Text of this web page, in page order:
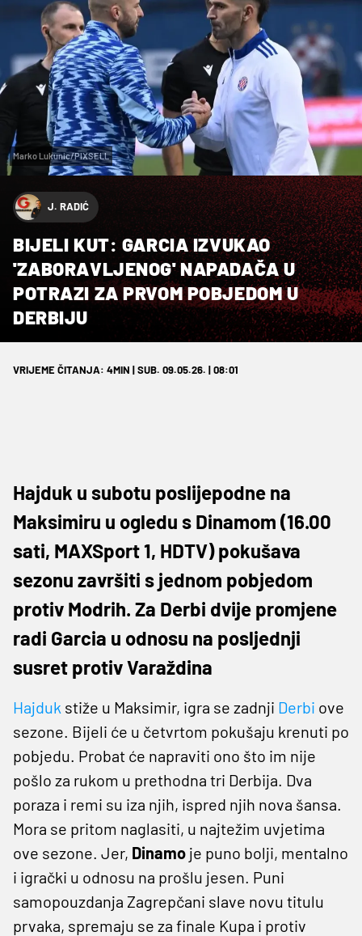
Marko Lukunic/PIXSELL
J. RADIĆ
BIJELI KUT: GARCIA IZVUKAO
'ZABORAVLJENOG' NAPADAČA U
POTRAZI ZA PRVOM POBJEDOM U
DERBIJU
VRIJEME ČITANJA: 4MIN | SUB. 09.05.26. | 08:01
Hajduk u subotu poslijepodne na
Maksimiru u ogledu s Dinamom (16.00
sati, MAXSport 1, HDTV) pokušava
sezonu završiti s jednom pobjedom
protiv Modrih. Za Derbi dvije promjene
radi Garcia u odnosu na posljednji
susret protiv Varaždina
Hajduk stiže u Maksimir, igra se zadnji Derbi ove
sezone. Bijeli će u četvrtom pokušaju krenuti po
pobjedu. Probat će napraviti ono što im nije
pošlo za rukom u prethodna tri Derbija. Dva
poraza i remi su iza njih, ispred njih nova šansa.
Mora se pritom naglasiti, u najtežim uvjetima
ove sezone. Jer, Dinamo je puno bolji, mentalno
i igrački u odnosu na prošlu jesen. Puni
samopouzdanja Zagrepčani slave novu titulu
prvaka, spremaju se za finale Kupa i protiv